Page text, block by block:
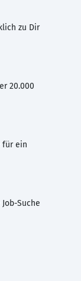
zu Dir
20.000
für ein
Suche